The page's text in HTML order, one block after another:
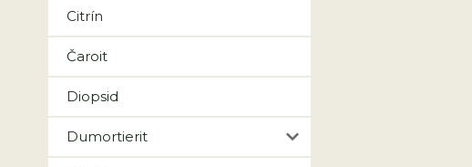
Citrín
Čaroit
Diopsid
Dumortierit